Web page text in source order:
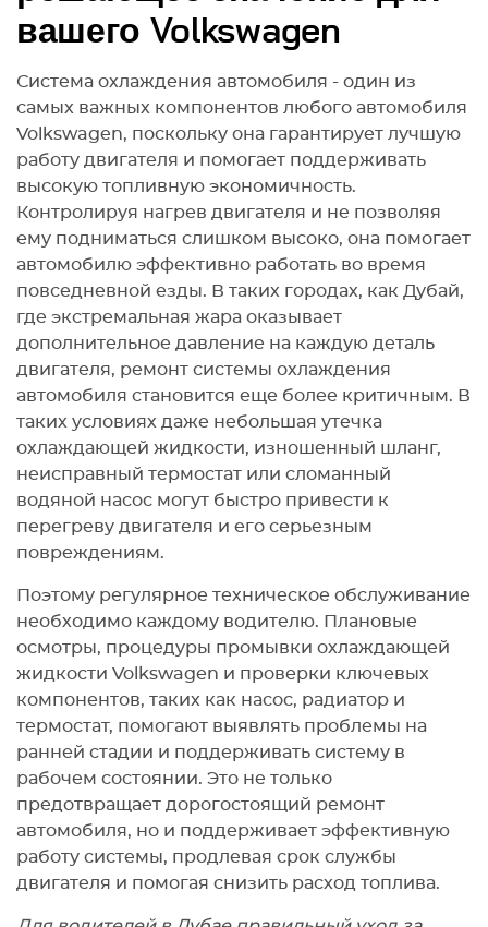
вашего Volkswagen
Система охлаждения автомобиля - один из
самых важных компонентов любого автомобиля
Volkswagen, поскольку она гарантирует лучшую
работу двигателя и помогает поддерживать
высокую топливную экономичность.
Контролируя нагрев двигателя и не позволяя
ему подниматься слишком высоко, она помогает
автомобилю эффективно работать во время
повседневной езды. В таких городах, как Дубай,
где экстремальная жара оказывает
дополнительное давление на каждую деталь
двигателя, ремонт системы охлаждения
автомобиля становится еще более критичным. В
таких условиях даже небольшая утечка
охлаждающей жидкости, изношенный шланг,
неисправный термостат или сломанный
водяной насос могут быстро привести к
перегреву двигателя и его серьезным
повреждениям.
Поэтому регулярное техническое обслуживание
необходимо каждому водителю. Плановые
осмотры, процедуры промывки охлаждающей
жидкости Volkswagen и проверки ключевых
компонентов, таких как насос, радиатор и
термостат, помогают выявлять проблемы на
ранней стадии и поддерживать систему в
рабочем состоянии. Это не только
предотвращает дорогостоящий ремонт
автомобиля, но и поддерживает эффективную
работу системы, продлевая срок службы
двигателя и помогая снизить расход топлива.